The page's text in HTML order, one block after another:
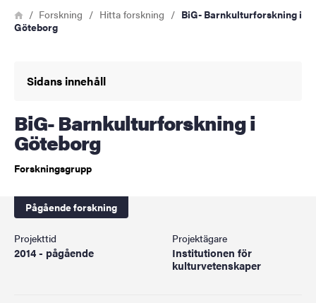
Länkstig
HemForskning Hitta forskning
BiG- Barnkulturforskning i
Göteborg
Sidans innehåll
BiG- Barnkulturforskning i
Göteborg
Forskningsgrupp
Pågående forskning
Projekttid
2014 - pågående
Projektägare
Institutionen för
kulturvetenskaper